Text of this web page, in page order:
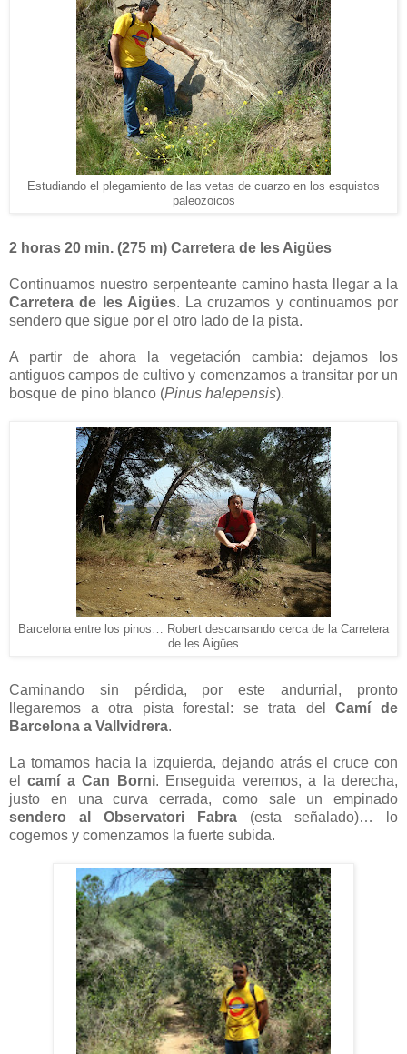
Estudiando el plegamiento de las vetas de cuarzo en los esquistos
paleozoicos
2 horas 20 min. (275 m) Carretera de les Aigües
Continuamos nuestro serpenteante camino hasta llegar a la
Carretera de les Aigües. La cruzamos y continuamos por
sendero que sigue por el otro lado de la pista.
A partir de ahora la vegetación cambia: dejamos los
antiguos campos de cultivo y comenzamos a transitar por un
bosque de pino blanco (Pinus halepensis).
Barcelona entre los pinos… Robert descansando cerca de la Carretera
de les Aigües
Caminando sin pérdida, por este andurrial, pronto
llegaremos a otra pista forestal: se trata delCamí de
Barcelona a Vallvidrera.
La tomamos hacia la izquierda, dejando atrás el cruce con
elcamí a Can Borni. Enseguida veremos, a la derecha,
justo en una curva cerrada, como sale un empinado
sendero al Observatori Fabra (esta señalado)… lo
cogemos y comenzamos la fuerte subida.